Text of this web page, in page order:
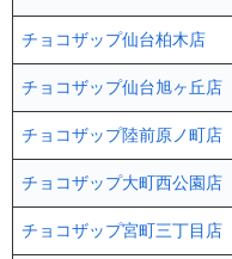
チョコザップ仙台柏木店
チョコザップ仙台旭ヶ丘店
チョコザップ陸前原ノ町店
チョコザップ大町西公園店
チョコザップ宮町三丁目店